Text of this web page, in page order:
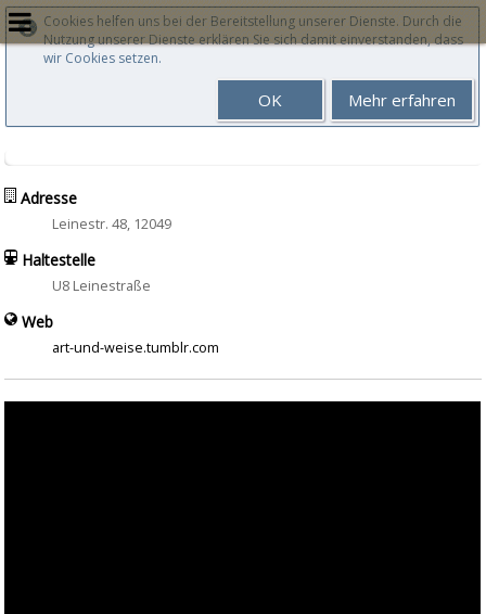
Cookies helfen uns bei der Bereitstellung unserer Dienste. Durch die
Nutzung unserer Dienste erklären Sie sich damit einverstanden, dass
wir Cookies setzen.
OK Mehr erfahren
Adresse
Leinestr. 48, 12049
Haltestelle
U8 Leinestraße
Web
art-und-weise.tumblr.com